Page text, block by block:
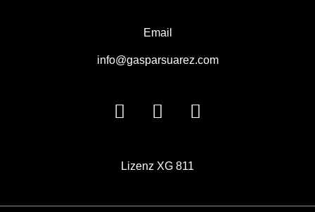
Email
info@gasparsuarez.com
Lizenz XG 811